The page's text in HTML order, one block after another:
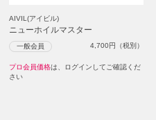
AIVIL(アイビル)
ニューホイルマスター
一般会員 4,700円（税別）
プロ会員価格は、ログインしてご確認くだ
さい